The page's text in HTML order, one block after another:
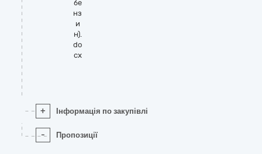
бе
нз
и
н).
do
cx
+ Інформація по закупівлі
- Пропозиції